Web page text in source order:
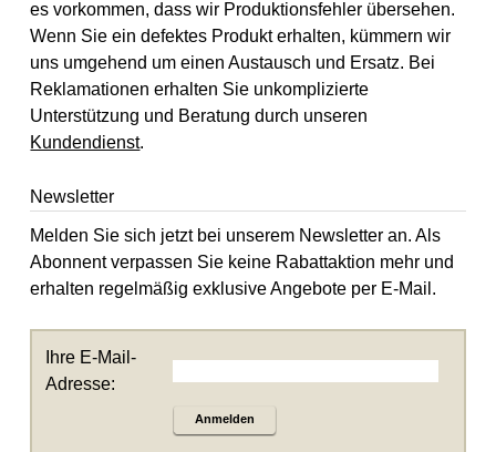
es vorkommen, dass wir Produktionsfehler übersehen.
Wenn Sie ein defektes Produkt erhalten, kümmern wir
uns umgehend um einen Austausch und Ersatz. Bei
Reklamationen erhalten Sie unkomplizierte
Unterstützung und Beratung durch unseren
Kundendienst.
Newsletter
Melden Sie sich jetzt bei unserem Newsletter an. Als
Abonnent verpassen Sie keine Rabattaktion mehr und
erhalten regelmäßig exklusive Angebote per E-Mail.
Ihre E-Mail-
Adresse:
Anmelden